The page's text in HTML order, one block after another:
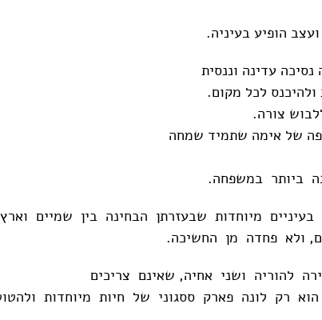
הופיע בעיניה.
עדינה וננסית
לכל מקום.
צורה.
של אימה שתמיד שמחה
ביותר במשפחה.
מיוחדות שבעזרתן הבחינה בין שמיים
ולא פחדה מן החשיכה.
להוריה ושני אחיה, שאינם צריכים
רק לונה פארק ססגוני של חיות מיוחדות